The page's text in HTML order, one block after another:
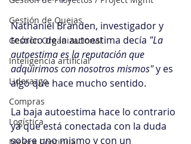
Gestión de Quejas
Gestión Organizacional
Inteligencia artificial
Liderazgo
Compras
Logística
Nathaniel Branden, investigador y
teórico de la autoestima decía "La
autoestima es la reputación que
adquirimos con nosotros mismos" y es
algo que hace mucho sentido.
La baja autoestima hace lo contrario
ya que está conectada con la duda
sobre uno mismo y con un